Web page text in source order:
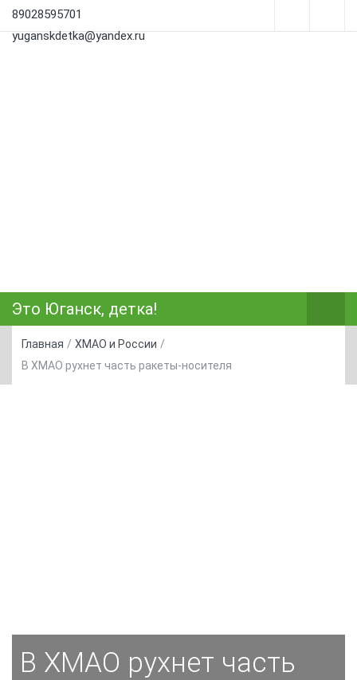
89028595701
yuganskdetka@yandex.ru
Это Юганск, детка!
Главная / ХМАО и России /
В ХМАО рухнет часть ракеты-носителя
В ХМАО рухнет часть